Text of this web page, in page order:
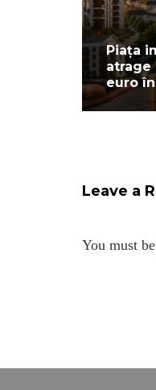
Piața
atrage
euro în
Leave a
You must be